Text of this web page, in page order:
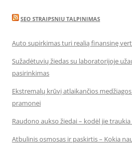
SEO STRAIPSNIU TALPINIMAS
Auto supirkimas turi realią finansinę
Sužadėtuvių žiedas su laboratorijoje
pasirinkimas
Ekstremalų krūvį atlaikančios
pramonei
Raudono aukso žiedai – kodėl jie
Atbulinis osmosas ir paskirtis – Kokia